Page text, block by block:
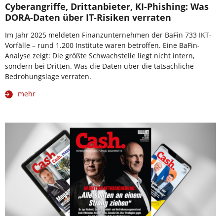
Cyberangriffe, Drittanbieter, KI-Phishing: Was
DORA-Daten über IT-Risiken verraten
Im Jahr 2025 meldeten Finanzunternehmen der BaFin 733 IKT-
Vorfälle – rund 1.200 Institute waren betroffen. Eine BaFin-
Analyse zeigt: Die größte Schwachstelle liegt nicht intern,
sondern bei Dritten. Was die Daten über die tatsächliche
Bedrohungslage verraten.
mehr